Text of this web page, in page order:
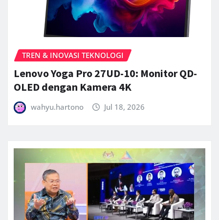
TREN & INOVASI TEKNOLOGI
Lenovo Yoga Pro 27UD-10: Monitor QD-
OLED dengan Kamera 4K
wahyu.hartono Jul 18, 2026